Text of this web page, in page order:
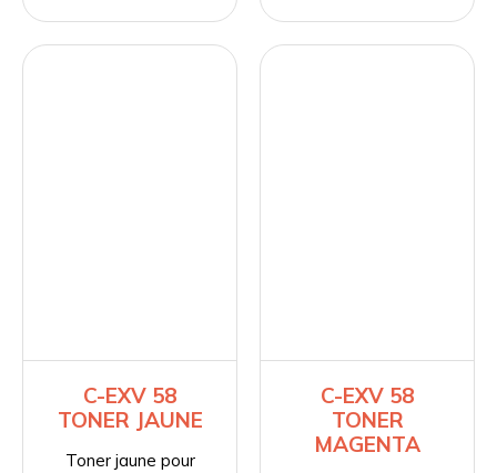
C-EXV 58
TONER JAUNE
Toner jaune pour
C-EXV 58
TONER
MAGENTA